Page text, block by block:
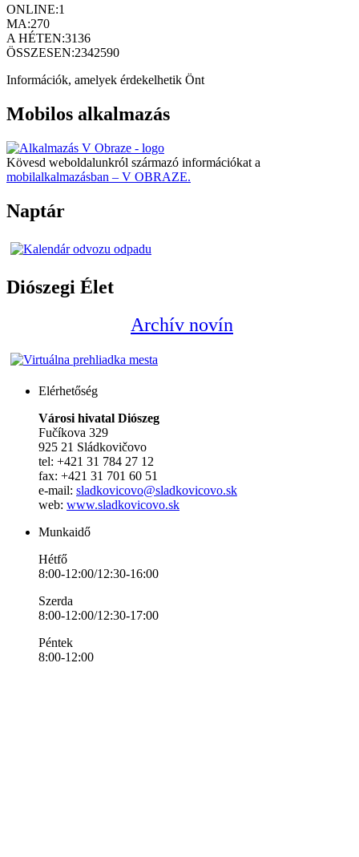
ONLINE:1
MA:270
A HÉTEN:3136
ÖSSZESEN:2342590
Információk, amelyek érdekelhetik Önt
Mobilos alkalmazás
Kövesd weboldalunkról származó információkat a
mobilalkalmazásban – V OBRAZE.
Naptár
Diószegi Élet
Archív novín
Elérhetőség
Városi hivatal Diószeg
Fučíkova 329
925 21 Sládkovičovo
tel: +421 31 784 27 12
fax: +421 31 701 60 51
e-mail: sladkovicovo@sladkovicovo.sk
web: www.sladkovicovo.sk
Munkaidő
Hétfő
8:00-12:00/12:30-16:00
Szerda
8:00-12:00/12:30-17:00
Péntek
8:00-12:00